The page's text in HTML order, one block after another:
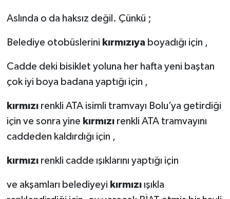
Aslında o da haksız değil. Çünkü ;
Belediye otobüslerini kırmızıyaboyadığı için ,
Cadde deki bisiklet yoluna her hafta yeni baştan
çok iyi boya badana yaptığı için ,
kırmızırenkli ATA isimli tramvayı Bolu’ya getirdiği
için ve sonra yine kırmızırenkli ATA tramvayını
caddeden kaldırdığı için ,
kırmızırenkli cadde ışıklarını yaptığı için
ve akşamları belediyeyi kırmızı ışıkla